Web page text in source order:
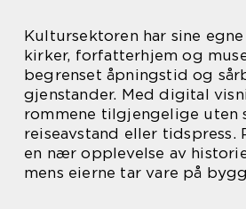
Kultursektoren har sine
kirker, forfatterhjem og
begrenset åpningstid og
gjenstander. Med digital
rommene tilgjengelige uten
reiseavstand eller tidspress.
en nær opplevelse av
mens eierne tar vare på